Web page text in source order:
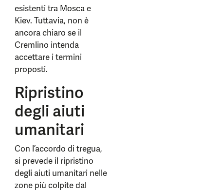
esistenti tra Mosca e
Kiev. Tuttavia, non è
ancora chiaro se il
Cremlino intenda
accettare i termini
proposti.
Ripristino
degli aiuti
umanitari
Con l’accordo di tregua,
si prevede il ripristino
degli aiuti umanitari nelle
zone più colpite dal